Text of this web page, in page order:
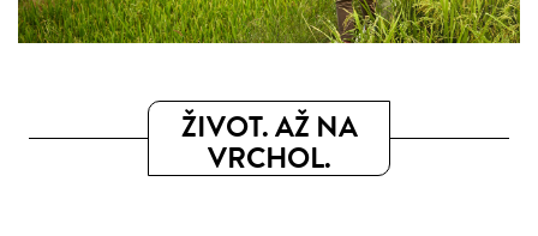
ŽIVOT. AŽ NA
VRCHOL.